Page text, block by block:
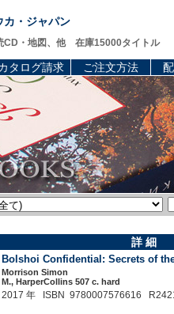
カ・ジャパン
CD・地図、他 在庫15000タイトル
タログ請求 ご注文方法
詳 細
Bolshoi Confidential: Secrets of
Morrison Simon
М., HarperCollins 507 c. hard
2017 年 ISBN 9780007576616